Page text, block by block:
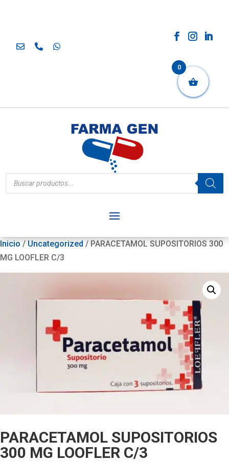
Búsqueda
de
productos
Inicio / Uncategorized / PARACETAMOL SUPOSITORIOS 300
MG LOOFLER C/3
PARACETAMOL SUPOSITORIOS
300 MG LOOFLER C/3
0